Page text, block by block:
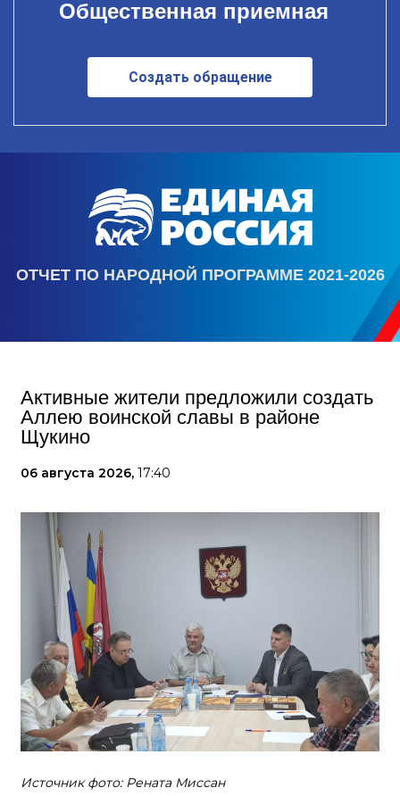
Общественная приемная
Создать обращение
ОТЧЕТ ПО НАРОДНОЙ ПРОГРАММЕ 2021-2026
Активные жители предложили создать
Аллею воинской славы в районе
Щукино
06 августа 2026, 17:40
Источник фото: Рената Миссан